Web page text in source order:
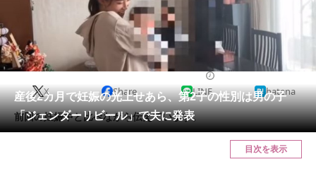
グルメ 地域
住まい 教育・育児
動物 リサーチ
会員記事
メディア
産後2カ月で妊娠の光上せあら、第2子の性別は男の子
「ジェンダーリビール」で夫に発表
X Share LINE hatena
前回の妊娠中と比べながら伝えています。
目次を表示